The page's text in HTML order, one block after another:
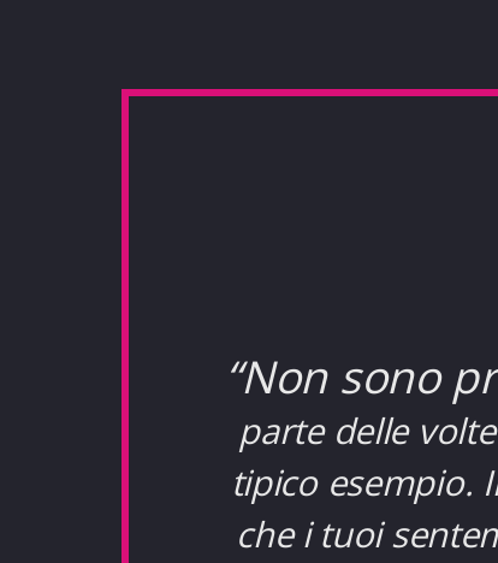
“Non sono
parte delle
tipico esempio.
che i tuoi